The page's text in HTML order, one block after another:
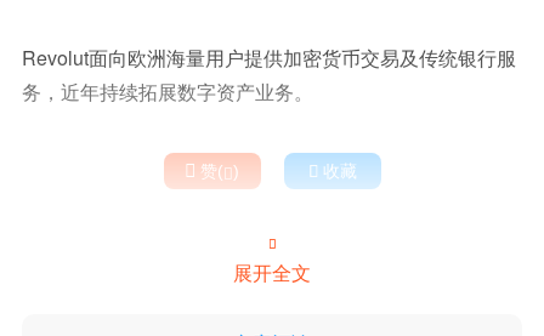
Revolut面向欧洲海量用户提供加密货币交易及传统银行服
务，近年持续拓展数字资产业务。
 赞()  收藏

展开全文